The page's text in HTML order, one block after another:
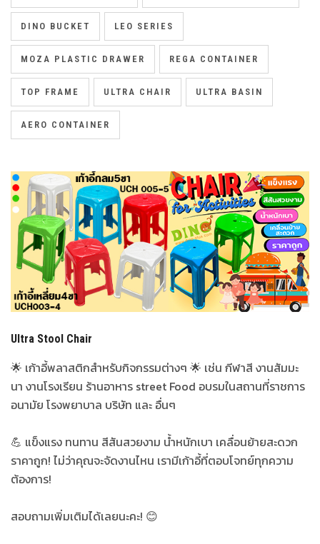
DINO BUCKET LEO SERIES
MOZA PLASTIC DRAWER REGA CONTAINER
TOP FRAME ULTRA CHAIR ULTRA BASIN
AERO CONTAINER
Ultra Stool Chair
🌟 เก้าอี้พลาสติกสำหรับกิจกรรมต่างๆ 🌟 เช่น กีฬาสี งานสัมมะ
นา งานโรงเรียน ร้านอาหาร street Food อบรมในสถานที่ราชการ
อนามัย โรงพยาบาล บริษัท และ อื่นๆ
💪 แข็งแรง ทนทาน สีสันสวยงาม น้ำหนักเบา เคลื่อนย้ายสะดวก
ราคาถูก! ไม่ว่าคุณจะจัดงานไหน เรามีเก้าอี้ที่ตอบโจทย์ทุกความ
ต้องการ!
สอบถามเพิ่มเติมได้เลยนะคะ! 😊